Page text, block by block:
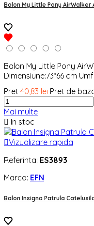
Balon My Little Pony AirWalker
Balon My Little Pony
Dimensiune:73*66 cm
Pret 40,83 lei Pret de
Mai multe
 In stoc
Vizualizare rapida
Referinta: ES3893
Marca: EFN
Balon Insigna Patrula